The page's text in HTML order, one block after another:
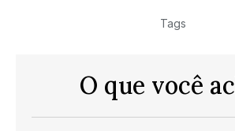
Tags
O que você